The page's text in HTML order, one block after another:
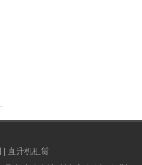
直升机租赁